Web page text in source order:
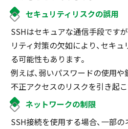
セキュリティリスクの誤用
SSHはセキュアな通信手段です
リティ対策の欠如により、セキ
る可能性もあります。
例えば、弱いパスワードの使用や
不正アクセスのリスクを引き起
ネットワークの制限
SSH接続を使用する場合、一部